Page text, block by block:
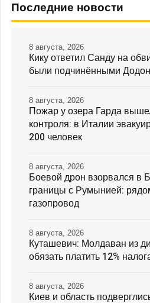
Последние новости
Кику ответил Санду на
были подчинёнными
8 августа, 2026
Пожар у озера Гарда
контроля: в Италии
200 человек
8 августа, 2026
Боевой дрон взорвался в
границы с Румынией:
газопровод
8 августа, 2026
Куташевич: Молдаван из
обязать платить 12%
8 августа, 2026
Киев и область
8 августа, 2026